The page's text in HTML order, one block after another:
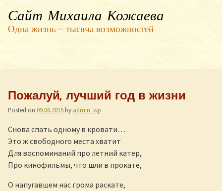
Сайт Михаила Кожаева
Одна жизнь — тысяча возможностей
Пожалуй, лучший год в жизни
Posted on 09.06.2015 by admin_wp
Снова спать одному в кровати…
Это ж свободного места хватит
Для воспоминаний про летний катер,
Про кинофильмы, что шли в прокате,
О напугавшем нас грома раскате,